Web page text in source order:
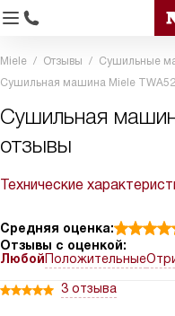
Miele Отзывы
Сушильные
Сушильная машина Miele
Сушильная
отзывы
Технические
Средняя оценка:
Отзывы с оценкой:
ЛюбойПоложительные
3 отзыва